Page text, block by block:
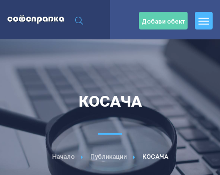
Добави обект
КОСАЧА
Начало Публикации КОСАЧА